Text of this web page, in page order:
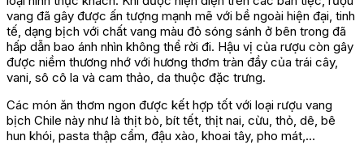
vang đã gây được ấn tượng mạnh mẽ với bề ngoài hiện đại, tinh
tế, dạng bịch với chất vang màu đỏ sóng sánh ở bên trong đã
hấp dẫn bao ánh nhìn không thể rời đi. Hậu vị của rượu còn gây
được niềm thương nhớ với hương thơm tràn đầy của trái cây,
vani, sô cô la và cam thảo, da thuộc đặc trưng.
Các món ăn thơm ngon được kết hợp tốt với loại rượu vang
bịch Chile này như là thịt bò, bít tết, thịt nai, cừu, thỏ, dê, bê
hun khói, pasta thập cẩm, đậu xào, khoai tây, pho mát,…